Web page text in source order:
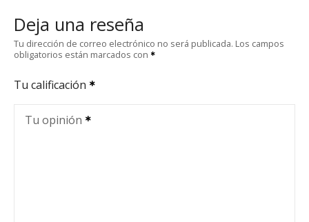
Deja una reseña
Tu dirección de correo electrónico no será publicada. Los campos
obligatorios están marcados con
Tu calificación
Tu opinión